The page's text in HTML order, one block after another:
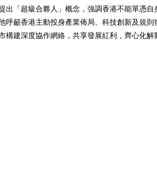
出「超級合夥人」概念，強調香港不能單憑自
籲香港主動投身產業佈局、科技創新及規則
構建深度協作網絡，共享發展紅利，齊心化解